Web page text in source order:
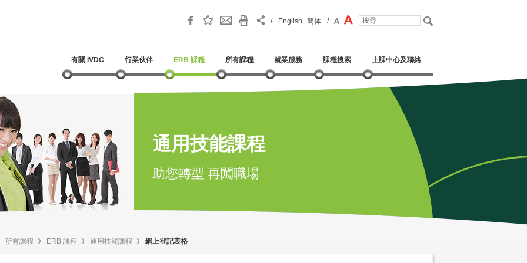
/ English 簡体 /
有關 IVDC 行業伙伴 ERB 課程 所有課程 就業服務 課程搜索 上課中心及聯絡
通用技能課程
助您轉型 再闖職場
所有課程 》 ERB 課程 》 通用技能課程 》 網上登記表格